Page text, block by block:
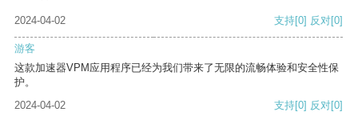
2024-04-02 支持[0] 反对[0]
游客
这款加速器VPM应用程序已经为我们带来了无限的流畅体验和安全性保
护。
2024-04-02
支持[0] 反对[0]